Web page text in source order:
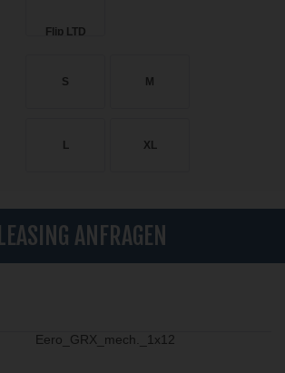
S M
L XL
LEASING ANFRAGEN
Eero_GRX_mech._1x12